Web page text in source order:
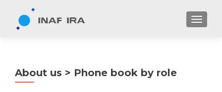
About us > Phone book by role